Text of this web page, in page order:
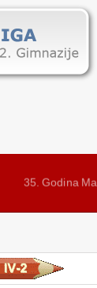
35. Godina